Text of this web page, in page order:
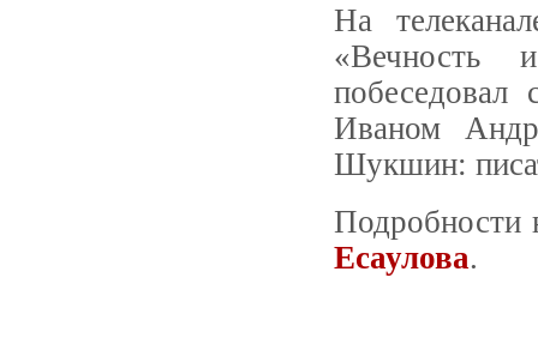
На
«Вечность
побеседовал
Иваном
Шукшин:
Подробности
Есаулова.